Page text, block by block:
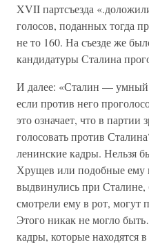
XVII партсъезда
голосов, поданных тогда
не то 160. На съезде же
кандидатуры Сталина
И далее: «Сталин — умный
если против него
это означает, что в партии
голосовать против
ленинские кадры. Нельзя
Хрущев или подобные ему
выдвинулись при
смотрели ему в рот, могут
Этого никак не могло
кадры, которые находятся